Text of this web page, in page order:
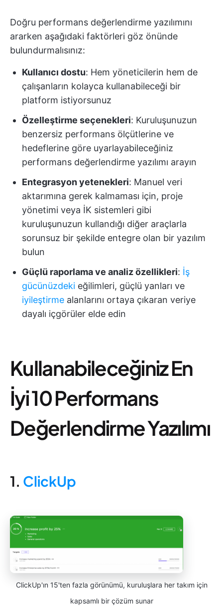
Doğru performans değerlendirme yazılımını
ararken aşağıdaki faktörleri göz önünde
bulundurmalısınız:
Kullanıcı dostu: Hem yöneticilerin hem de
çalışanların kolayca kullanabileceği bir
platform istiyorsunuz
Özelleştirme seçenekleri: Kuruluşunuzun
benzersiz performans ölçütlerine ve
hedeflerine göre uyarlayabileceğiniz
performans değerlendirme yazılımı arayın
Entegrasyon yetenekleri: Manuel veri
aktarımına gerek kalmaması için, proje
yönetimi veya İK sistemleri gibi
kuruluşunuzun kullandığı diğer araçlarla
sorunsuz bir şekilde entegre olan bir yazılım
bulun
Güçlü raporlama ve analiz özellikleri: İş
gücünüzdeki eğilimleri, güçlü yanları ve
iyileştirme alanlarını ortaya çıkaran veriye
dayalı içgörüler elde edin
Kullanabileceğiniz En
İyi 10 Performans
Değerlendirme Yazılımı
1. ClickUp
ClickUp'ın 15'ten fazla görünümü, kuruluşlara her takım için
kapsamlı bir çözüm sunar